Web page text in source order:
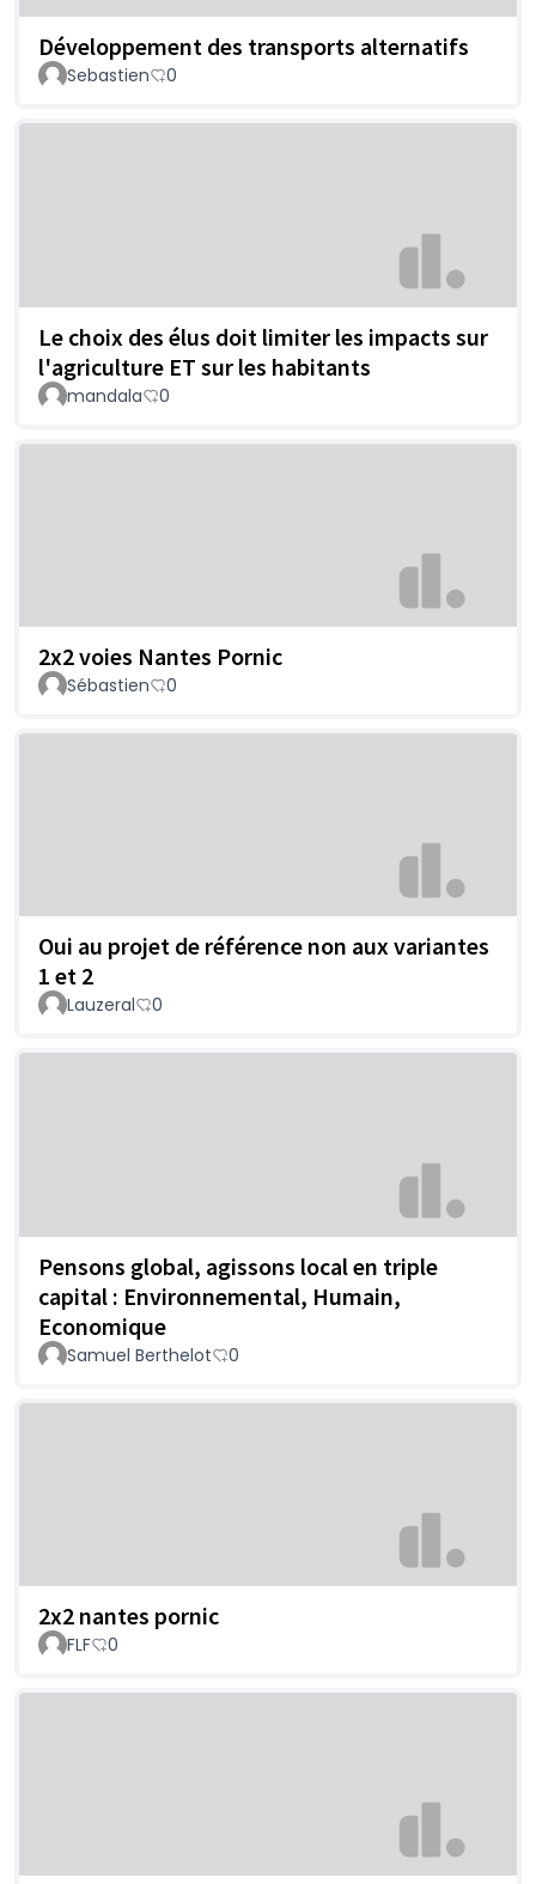
Développement des transports alternatifs
Sebastien 0
Le choix des élus doit limiter les impacts sur
l'agriculture ET sur les habitants
mandala 0
2x2 voies Nantes Pornic
Sébastien 0
Oui au projet de référence non aux variantes
1 et 2
Lauzeral 0
Pensons global, agissons local en triple
capital : Environnemental, Humain,
Economique
Samuel Berthelot 0
2x2 nantes pornic
FLF 0